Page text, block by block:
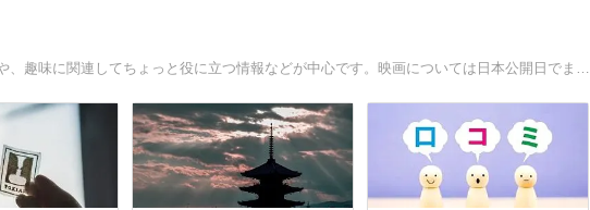
アパレル販売での経験を通して気づいたことや、趣味に関連してちょっと役に立つ情報などが中心です。映画については日本公開日でまとめてご紹介。いくつかの作品をピックアップして軽くレビューしたり、ときどき脱線したりしています。